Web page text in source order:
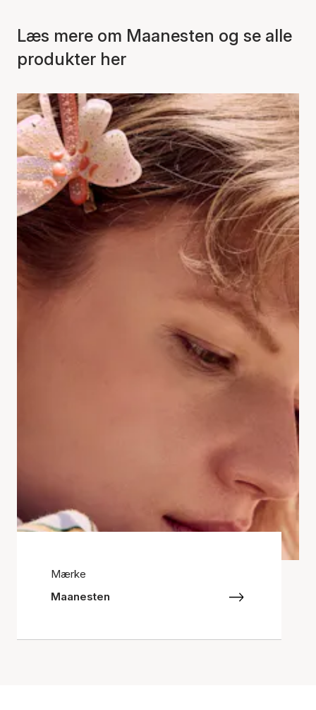
Læs mere om Maanesten og se alle
produkter her
Mærke
Maanesten